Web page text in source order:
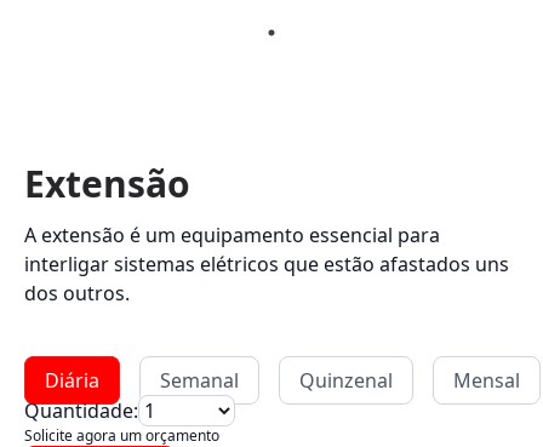
Extensão
A extensão é um equipamento essencial para
interligar sistemas elétricos que estão afastados uns
dos outros.
Diária Semanal Quinzenal
Mensal
Quantidade:
Solicite agora um orçamento